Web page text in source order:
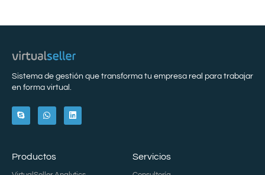
Sistema de gestión que transforma tu empresa real para trabajar
en forma virtual.
Productos Servicios